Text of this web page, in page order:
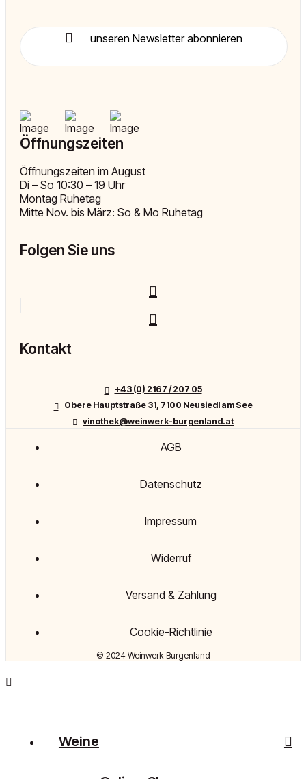
unseren Newsletter abonnieren
Öffnungszeiten
Öffnungszeiten im August
Di – So 10:30 – 19 Uhr
Montag Ruhetag
Mitte Nov. bis März: So & Mo Ruhetag
Folgen Sie uns
Kontakt
+43 (0) 2167 / 207 05
Obere Hauptstraße 31, 7100 Neusiedl am See
vinothek@weinwerk-burgenland.at
© 2024 Weinwerk-Burgenland
AGB
Datenschutz
Impressum
Widerruf
Versand & Zahlung
Cookie-Richtlinie
Weine